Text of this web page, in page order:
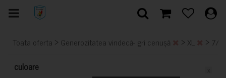
Toata oferta > Generozitatea vindecă- gri cenușă > XL > 7/
culoare